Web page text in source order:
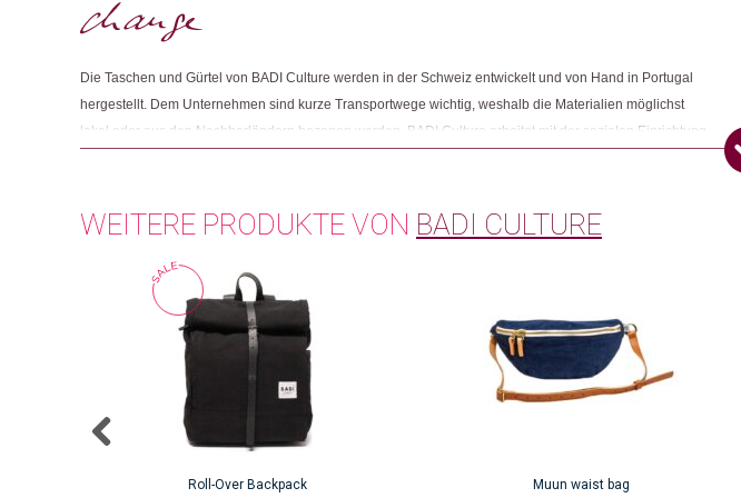
Die Taschen und Gürtel von BADI Culture werden in der Schweiz entwickelt und von Hand in Portugal
hergestellt. Dem Unternehmen sind kurze Transportwege wichtig, weshalb die Materialien möglichst
lokal oder aus den Nachbarländern bezogen werden. BADI Culture arbeitet mit der sozialen Einrichtung
werden gefertigt und versendet.
WEITERE PRODUKTE VON BADI CULTURE
Roll-Over Backpack Muun waist bag